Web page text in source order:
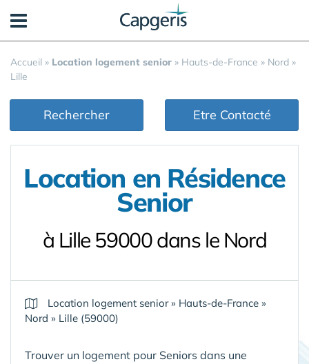
Accueil » Location logement senior » Hauts-de-France » Nord »
Lille
Rechercher Etre Contacté
Location en Résidence
Senior
à Lille 59000 dans le Nord
Location logement senior» Hauts-de-France »
Nord » Lille (59000)
Trouver un logement pour Seniors dans une